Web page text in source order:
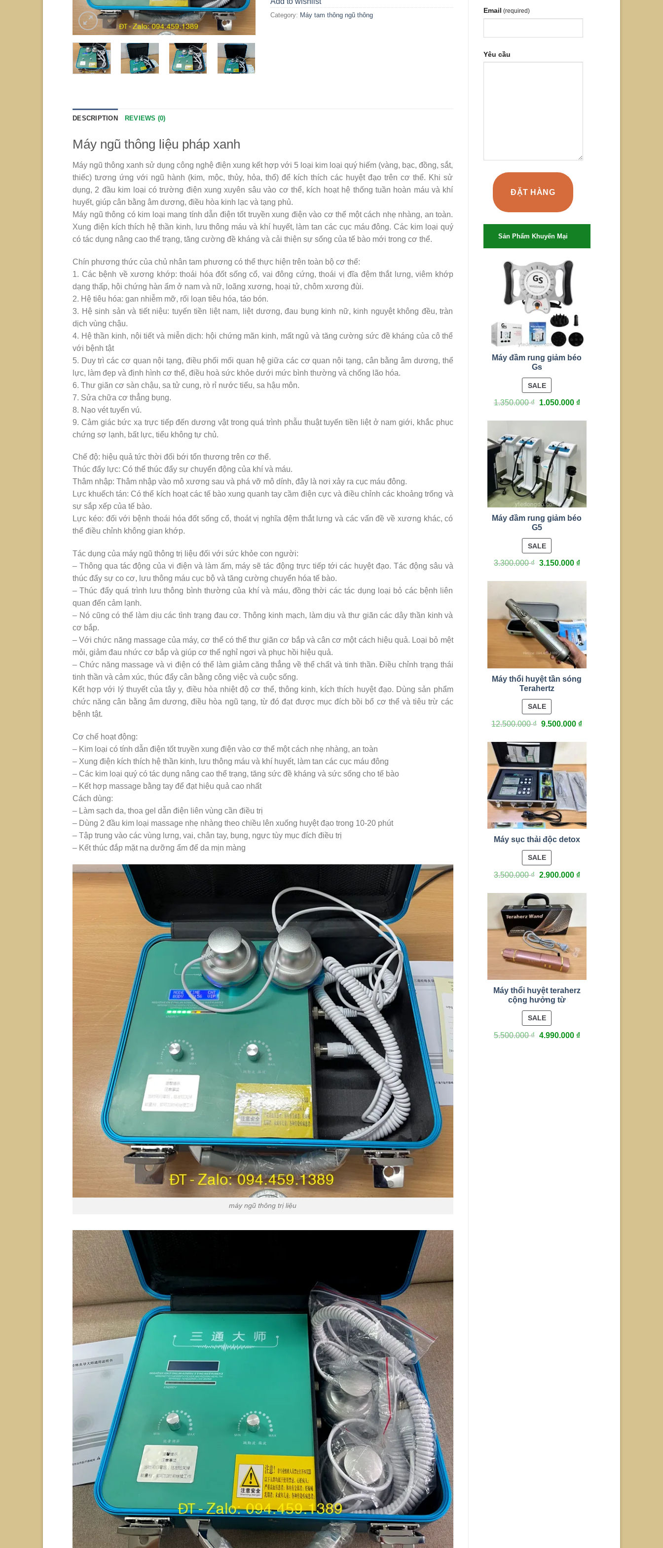
Email (required)
Yêu cầu
ĐẶT HÀNG
Sản Phẩm Khuyến Mại
Máy đầm rung giảm béo
Gs
SALEPRODUCT
ON
SALE
1.350.000₫ 1.050.000 ₫
Máy đầm rung giảm béo
G5
SALEPRODUCT
SALE
3.300.000₫ 3.150.000 ₫
Máy thổi huyệt tần sóng
Terahertz
SALEPRODUCT
ON
SALE
12.500.000₫ 9.500.000 ₫
Máy sục thải độc detox
SALEPRODUCT
ON
SALE
3.500.000₫ 2.900.000 ₫
Máy thổi huyệt teraherz
cộng hưởng từ
SALEPRODUCT
ON
SALE
5.500.000₫ 4.990.000 ₫
Category: Máy tam thông ngũ thông
DESCRIPTION REVIEWS (0)
Máy ngũ thông liệu pháp xanh
Máy ngũ thông xanh sử dụng công nghệ điện xung kết hợp với 5 loại kim loại quý hiếm (vàng, bạc, đồng, sắt,
thiếc) tương ứng với ngũ hành (kim, mộc, thủy, hỏa, thổ) để kích thích các huyệt đạo trên cơ thể. Khi sử
dụng, 2 đầu kim loại có trường điện xung xuyên sâu vào cơ thể, kích hoạt hệ thống tuần hoàn máu và khí
huyết, giúp cân bằng âm dương, điều hòa kinh lạc và tạng phủ.
Máy ngũ thông có kim loại mang tính dẫn điện tốt truyền xung điện vào cơ thể một cách nhẹ nhàng, an toàn.
Xung điện kích thích hệ thần kinh, lưu thông máu và khí huyết, làm tan các cục máu đông. Các kim loại quý
có tác dụng nâng cao thể trạng, tăng cường đề kháng và cải thiện sự sống của tế bào mới trong cơ thể.
Chín phương thức của chủ nhân tam phương có thể thực hiện trên toàn bộ cơ thể:
1. Các bệnh về xương khớp: thoái hóa đốt sống cổ, vai đông cứng, thoái vị đĩa đệm thắt lưng, viêm khớp
dạng thấp, hội chứng hàn ẩm ở nam và nữ, loãng xương, hoại tử, chôm xương đùi.
2. Hệ tiêu hóa: gan nhiễm mỡ, rối loạn tiêu hóa, táo bón.
3. Hệ sinh sản và tiết niệu: tuyến tiền liệt nam, liệt dương, đau bụng kinh nữ, kinh nguyệt không đều, tràn
dịch vùng chậu.
4. Hệ thần kinh, nội tiết và miễn dịch: hội chứng mãn kinh, mất ngủ và tăng cường sức đề kháng của cô thể
với bệnh tật
5. Duy trì các cơ quan nội tạng, điều phối mối quan hệ giữa các cơ quan nội tạng, cân bằng âm dương, thể
lực, làm đẹp và định hình cơ thể, điều hoà sức khỏe dưới mức bình thường và chống lão hóa.
6. Thư giãn cơ sàn chậu, sa tử cung, rò rỉ nước tiểu, sa hậu môn.
7. Sửa chữa cơ thẳng bụng.
8. Nạo vét tuyến vú.
9. Cảm giác bức xạ trực tiếp đến dương vật trong quá trình phẫu thuật tuyến tiền liệt ở nam giới, khắc phục
chứng sợ lạnh, bất lực, tiểu không tự chủ.
Chế độ: hiệu quả tức thời đối bới tổn thương trên cơ thể.
Thúc đẩy lực: Có thể thúc đẩy sự chuyển động của khí và máu.
Thâm nhập: Thâm nhập vào mô xương sau và phá vỡ mô dính, đây là nơi xảy ra cục máu đông.
Lực khuếch tán: Có thể kích hoạt các tế bào xung quanh tay cầm điện cực và điều chỉnh các khoảng trống và
sự sắp xếp của tế bào.
Lực kéo: đối với bệnh thoái hóa đốt sống cổ, thoát vị nghĩa đệm thắt lưng và các vấn đề về xương khác, có
thể điều chỉnh không gian khớp.
Tác dụng của máy ngũ thông trị liệu đối với sức khỏe con người:
– Thông qua tác động của vi điện và làm ấm, máy sẽ tác động trực tiếp tới các huyệt đạo. Tác động sâu và
thúc đẩy sự co cơ, lưu thông máu cục bộ và tăng cường chuyển hóa tế bào.
– Thúc đẩy quá trình lưu thông bình thường của khí và máu, đồng thời các tác dụng loại bỏ các bệnh liên
quan đến cảm lạnh.
– Nó cũng có thể làm dịu các tình trạng đau cơ. Thông kinh mạch, làm dịu và thư giãn các dây thần kinh và
cơ bắp.
– Với chức năng massage của máy, cơ thể có thể thư giãn cơ bắp và cân cơ một cách hiệu quả. Loại bỏ mệt
mỏi, giảm đau nhức cơ bắp và giúp cơ thể nghỉ ngơi và phục hồi hiệu quả.
– Chức năng massage và vi điện có thể làm giảm căng thẳng về thể chất và tinh thần. Điều chỉnh trạng thái
tinh thần và cảm xúc, thúc đẩy cân bằng công việc và cuộc sống.
Kết hợp với lý thuyết của tây y, điều hòa nhiệt độ cơ thể, thông kinh, kích thích huyệt đạo. Dùng sản phẩm
chức năng cân bằng âm dương, điều hòa ngũ tạng, từ đó đạt được mục đích bồi bổ cơ thể và tiêu trừ các
bệnh tật.
Cơ chế hoạt động:
– Kim loại có tính dẫn điện tốt truyền xung điện vào cơ thể một cách nhẹ nhàng, an toàn
– Xung điện kích thích hệ thần kinh, lưu thông máu và khí huyết, làm tan các cục máu đông
– Các kim loại quý có tác dụng nâng cao thể trạng, tăng sức đề kháng và sức sống cho tế bào
– Kết hợp massage bằng tay để đạt hiệu quả cao nhất
Cách dùng:
– Làm sạch da, thoa gel dẫn điện liên vùng cần điều trị
– Dùng 2 đầu kim loại massage nhẹ nhàng theo chiều lên xuống huyệt đạo trong 10-20 phút
– Tập trung vào các vùng lưng, vai, chân tay, bụng, ngực tùy mục đích điều trị
– Kết thúc đắp mặt nạ dưỡng ẩm để da mịn màng
máy ngũ thông trị liệu